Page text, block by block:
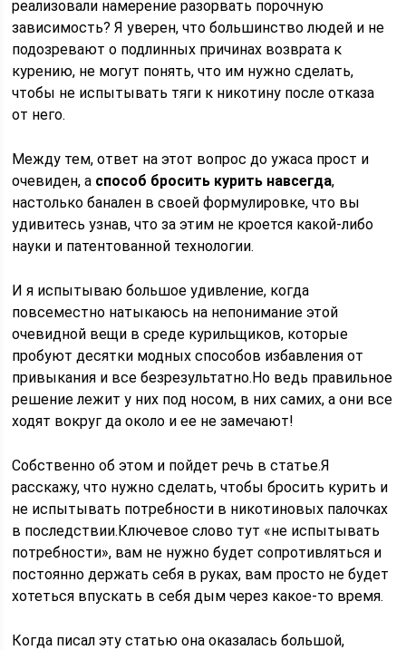
реализовали намерение разорвать порочную
зависимость? Я уверен, что большинство людей и не
подозревают о подлинных причинах возврата к
курению, не могут понять, что им нужно сделать,
чтобы не испытывать тяги к никотину после отказа
от него.
Между тем, ответ на этот вопрос до ужаса прост и
очевиден, а способ бросить курить навсегда,
настолько банален в своей формулировке, что вы
удивитесь узнав, что за этим не кроется какой-либо
науки и патентованной технологии.
И я испытываю большое удивление, когда
повсеместно натыкаюсь на непонимание этой
очевидной вещи в среде курильщиков, которые
пробуют десятки модных способов избавления от
привыкания и все безрезультатно.Но ведь правильное
решение лежит у них под носом, в них самих, а они все
ходят вокруг да около и ее не замечают!
Собственно об этом и пойдет речь в статье.Я
расскажу, что нужно сделать, чтобы бросить курить и
не испытывать потребности в никотиновых палочках
в последствии.Ключевое слово тут «не испытывать
потребности», вам не нужно будет сопротивляться и
постоянно держать себя в руках, вам просто не будет
хотеться впускать в себя дым через какое-то время.
Когда писал эту статью она оказалась большой,